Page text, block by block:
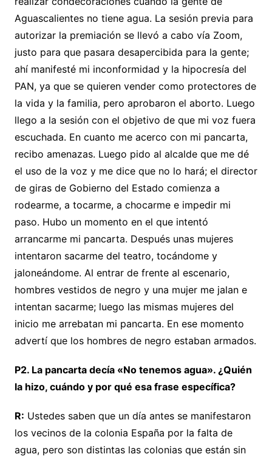
Aguascalientes no tiene agua. La sesión previa para
autorizar la premiación se llevó a cabo vía Zoom,
justo para que pasara desapercibida para la gente;
ahí manifesté mi inconformidad y la hipocresía del
PAN, ya que se quieren vender como protectores de
la vida y la familia, pero aprobaron el aborto. Luego
llego a la sesión con el objetivo de que mi voz fuera
escuchada. En cuanto me acerco con mi pancarta,
recibo amenazas. Luego pido al alcalde que me dé
el uso de la voz y me dice que no lo hará; el director
de giras de Gobierno del Estado comienza a
rodearme, a tocarme, a chocarme e impedir mi
paso. Hubo un momento en el que intentó
arrancarme mi pancarta. Después unas mujeres
intentaron sacarme del teatro, tocándome y
jaloneándome. Al entrar de frente al escenario,
hombres vestidos de negro y una mujer me jalan e
intentan sacarme; luego las mismas mujeres del
inicio me arrebatan mi pancarta. En ese momento
advertí que los hombres de negro estaban armados.
P2. La pancarta decía «No tenemos agua». ¿Quién
la hizo, cuándo y por qué esa frase específica?
R: Ustedes saben que un día antes se manifestaron
los vecinos de la colonia España por la falta de
agua, pero son distintas las colonias que están sin